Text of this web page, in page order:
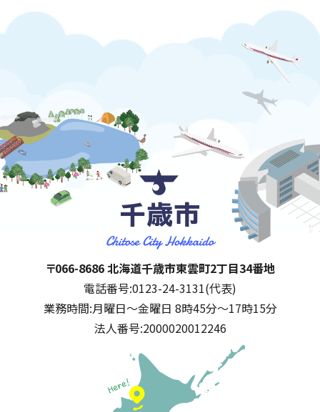
千歳市
住所:
〒066-8686 北海道千歳市東雲町2丁目34番地
電話番号:0123-24-3131(代表)
業務時間:月曜日～金曜日 8時45分～17時15分
法人番号:2000020012246